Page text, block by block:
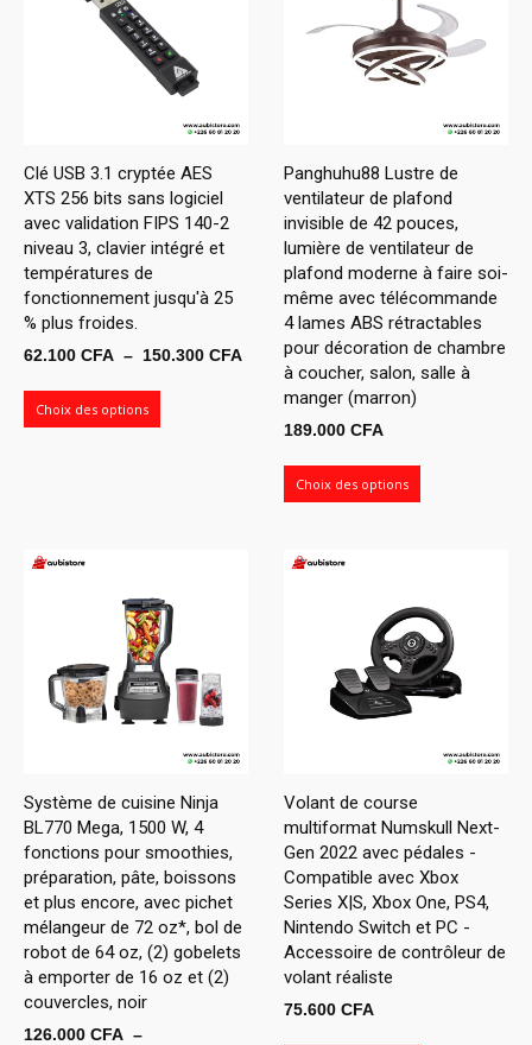
Clé USB 3.1 cryptée AES
XTS 256 bits sans logiciel
avec validation FIPS 140-2
niveau 3, clavier intégré et
températures de
fonctionnement jusqu'à 25
% plus froides.
62.100 CFA – 150.300 CFA Plage
62.100 CFA
150.300 CFA
Choix des options
Panghuhu88 Lustre de
ventilateur de plafond
invisible de 42 pouces,
lumière de ventilateur de
plafond moderne à faire soi-
même avec télécommande
4 lames ABS rétractables
pour décoration de chambre
à coucher, salon, salle à
manger (marron)
189.000 CFA
Choix des options
Système de cuisine Ninja
BL770 Mega, 1500 W, 4
fonctions pour smoothies,
préparation, pâte, boissons
et plus encore, avec pichet
mélangeur de 72 oz*, bol de
robot de 64 oz, (2) gobelets
à emporter de 16 oz et (2)
couvercles, noir
126.000 CFA –
Volant de course
multiformat Numskull Next-
Gen 2022 avec pédales -
Compatible avec Xbox
Series X|S, Xbox One, PS4,
Nintendo Switch et PC -
Accessoire de contrôleur de
volant réaliste
75.600 CFA